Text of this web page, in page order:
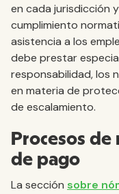
en cada jurisdicción
cumplimiento
asistencia a los
debe prestar
responsabilidad, los
en materia de
de escalamiento.
Procesos
de pago
La sección sobre